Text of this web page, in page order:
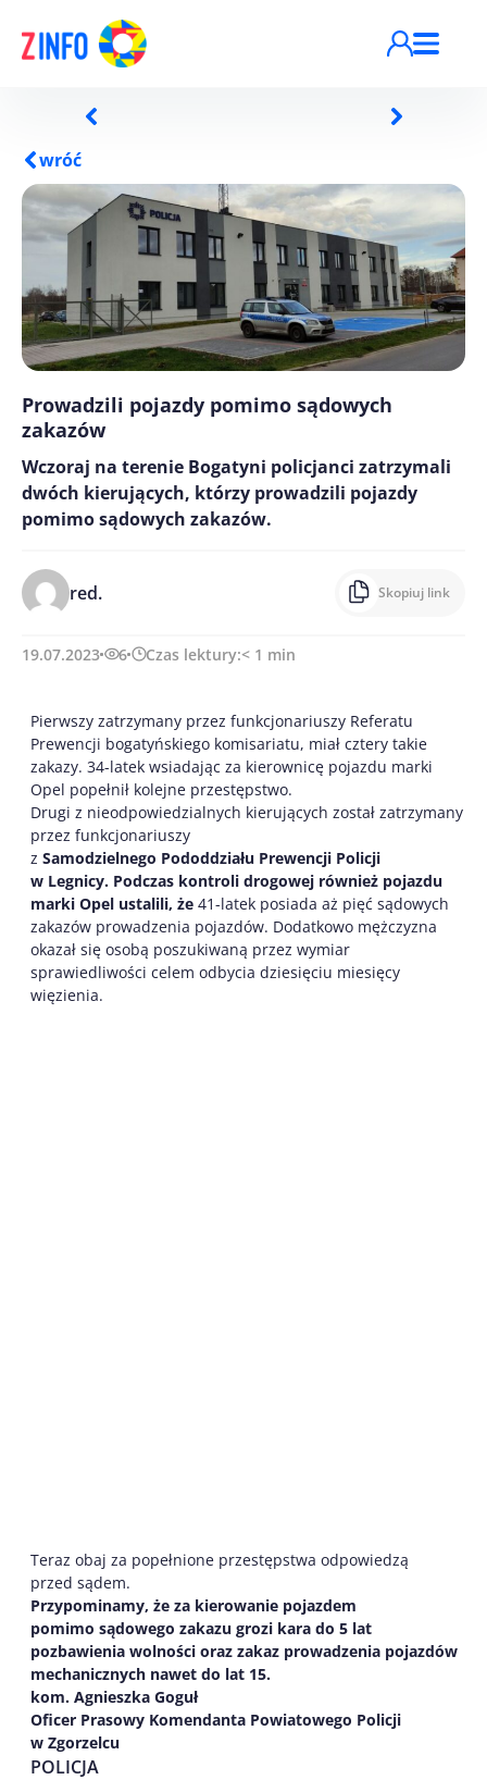
wróć
Prowadzili pojazdy pomimo sądowych
zakazów
Wczoraj na terenie Bogatyni policjanci zatrzymali
dwóch kierujących, którzy prowadzili pojazdy
pomimo sądowych zakazów.
red. Skopiuj link
19.07.2023 6 Czas lektury:< 1 min
Pierwszy zatrzymany przez funkcjonariuszy Referatu
Prewencji bogatyńskiego komisariatu, miał cztery takie
zakazy. 34-latek wsiadając za kierownicę pojazdu marki
Opel popełnił kolejne przestępstwo.
Drugi z nieodpowiedzialnych kierujących został zatrzymany
przez funkcjonariuszy
z Samodzielnego Pododdziału Prewencji Policji
w Legnicy. Podczas kontroli drogowej również pojazdu
marki Opel ustalili, że 41-latek posiada aż pięć sądowych
zakazów prowadzenia pojazdów. Dodatkowo mężczyzna
okazał się osobą poszukiwaną przez wymiar
sprawiedliwości celem odbycia dziesięciu miesięcy
więzienia.
Teraz obaj za popełnione przestępstwa odpowiedzą
przed sądem.
Przypominamy, że za kierowanie pojazdem
pomimo sądowego zakazu grozi kara do 5 lat
pozbawienia wolności oraz zakaz prowadzenia pojazdów
mechanicznych nawet do lat 15.
kom. Agnieszka Goguł
Oficer Prasowy Komendanta Powiatowego Policji
w Zgorzelcu
POLICJA